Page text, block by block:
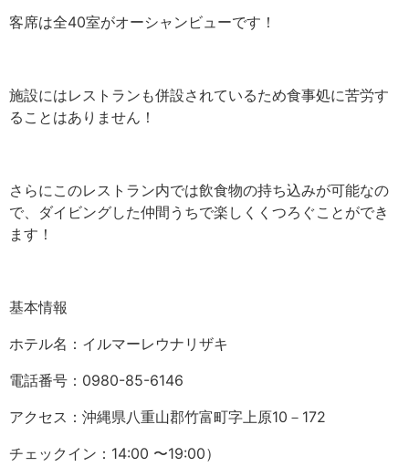
客席は全40室がオーシャンビューです！
施設にはレストランも併設されているため食事処に苦労す
ることはありません！
さらにこのレストラン内では飲食物の持ち込みが可能なの
で、ダイビングした仲間うちで楽しくくつろぐことができ
ます！
基本情報
ホテル名：イルマーレウナリザキ
電話番号：0980-85-6146
アクセス：沖縄県八重山郡竹富町字上原10－172
チェックイン：14:00 〜19:00）